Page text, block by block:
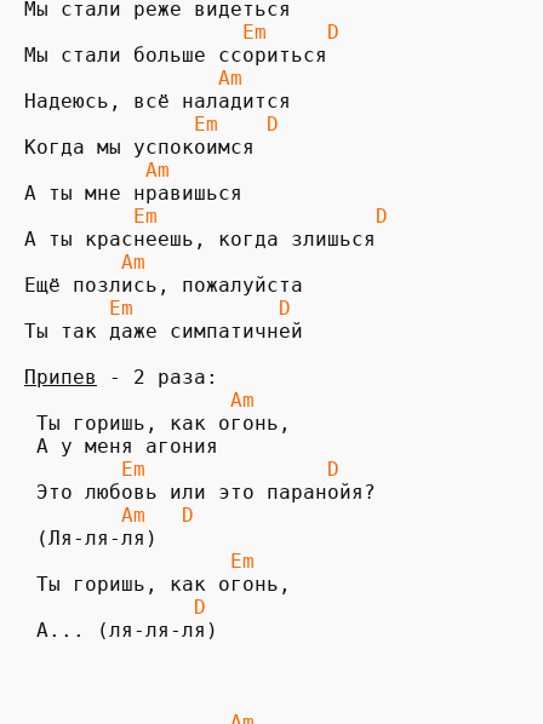
                  Em     D
                Am
              Em    D
          Am
         Em                  D
        Am
       Em            D
Ты так даже симпатичней
Припев
                 Am
Ты горишь, как огонь,
        Em               D
        Am
D
                 Em
              D
А... (ля-ля-ля)